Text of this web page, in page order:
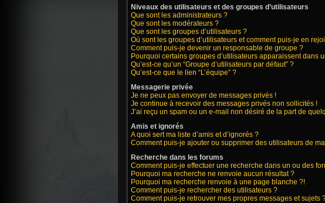
Niveaux des utilisateurs et des groupes d’utilisateurs
Que sont les administrateurs ?
Que sont les modérateurs ?
Que sont les groupes d’utilisateurs ?
Où sont les groupes d’utilisateurs et comment puis-je en
Comment puis-je devenir un responsable de groupe ?
Pourquoi certains groupes d’utilisateurs apparaissent dans
Qu’est-ce qu’un “Groupe d’utilisateurs par défaut” ?
Qu’est-ce que le lien “L’équipe” ?
Messagerie privée
Je ne peux pas envoyer de messages privés !
Je continue à recevoir des messages privés non sollicités !
J’ai reçu un spam ou un e-mail non désiré de la part de
Amis et ignorés
A quoi sert ma liste d’amis et d’ignorés ?
Comment puis-je ajouter ou supprimer des utilisateurs de ma
Recherche dans les forums
Comment puis-je effectuer une recherche dans un ou des
Pourquoi ma recherche ne renvoie aucun résultat ?
Pourquoi ma recherche renvoie à une page blanche ?!
Comment puis-je rechercher des utilisateurs ?
Comment puis-je retrouver mes propres messages et sujets